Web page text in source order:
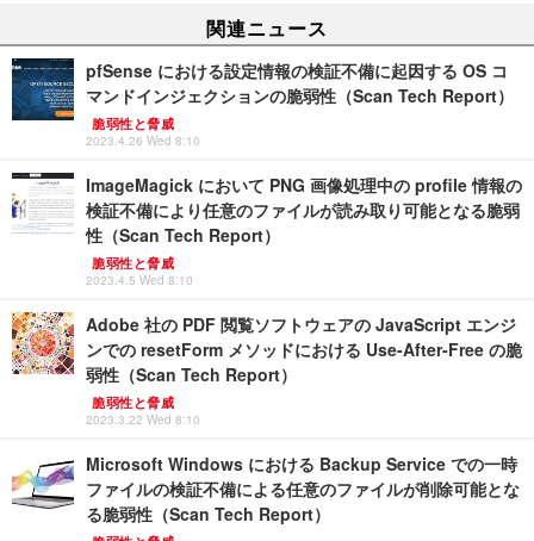
関連ニュース
pfSense における設定情報の検証不備に起因する OS コ
マンドインジェクションの脆弱性（Scan Tech Report）
脆弱性と脅威
2023.4.26 Wed 8:10
ImageMagick において PNG 画像処理中の profile 情報の
検証不備により任意のファイルが読み取り可能となる脆弱
性（Scan Tech Report）
脆弱性と脅威
2023.4.5 Wed 8:10
Adobe 社の PDF 閲覧ソフトウェアの JavaScript エンジ
ンでの resetForm メソッドにおける Use-After-Free の脆
弱性（Scan Tech Report）
脆弱性と脅威
2023.3.22 Wed 8:10
Microsoft Windows における Backup Service での一時
ファイルの検証不備による任意のファイルが削除可能とな
る脆弱性（Scan Tech Report）